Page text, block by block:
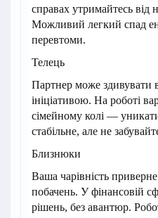
справах утримайтесь від
Можливий легкий спад
перевтоми.
Телець
Партнер може здивувати
ініціативою. На роботі
сімейному колі —
стабільне, але не
Близнюки
Ваша чарівність
побачень. У фінансовій
рішень, без авантюр.